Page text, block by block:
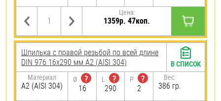
Цена:
1359р. 47коп.
Шпилька с правой резьбой по всей длине
DIN 976 16х290 мм А2 (AISI 304)
Материал
А2 (AISI 304)
Ø
?
16
L
?
290
P
?
2
Вес:
386 гр.
В СПИСОК